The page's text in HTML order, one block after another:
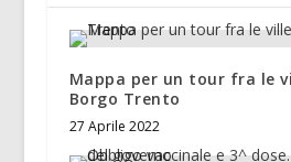
Mappa per un tour fra le
Borgo Trento
27 Aprile 2022